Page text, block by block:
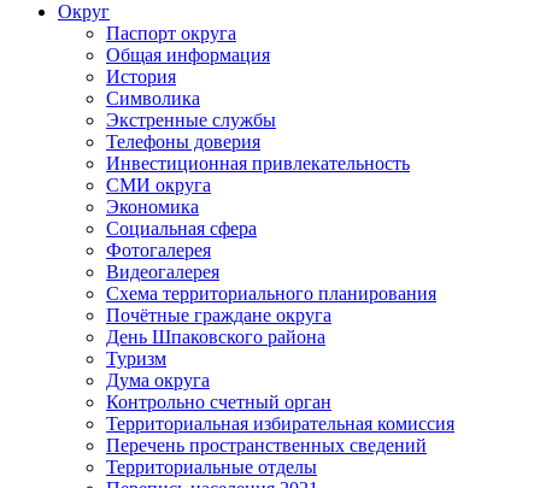
Округ
Паспорт округа
Общая информация
История
Символика
Экстренные службы
Телефоны доверия
Инвестиционная привлекательность
СМИ округа
Экономика
Социальная сфера
Фотогалерея
Видеогалерея
Схема территориального планирования
Почётные граждане округа
День Шпаковского района
Туризм
Дума округа
Контрольно счетный орган
Территориальная избирательная комиссия
Перечень пространственных сведений
Территориальные отделы